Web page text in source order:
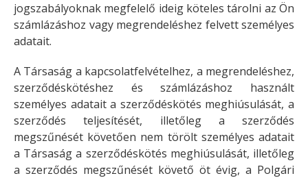
jogszabályoknak megfelelő ideig köteles tárolni az Ön
számlázáshoz vagy megrendeléshez felvett személyes
adatait.
A Társaság a kapcsolatfelvételhez, a megrendeléshez,
szerződéskötéshez és számlázáshoz használt
személyes adatait a szerződéskötés meghiúsulását, a
szerződés teljesítését, illetőleg a szerződés
megszűnését követően nem törölt személyes adatait
a Társaság a szerződéskötés meghiúsulását, illetőleg
a szerződés megszűnését követő öt évig, a Polgári